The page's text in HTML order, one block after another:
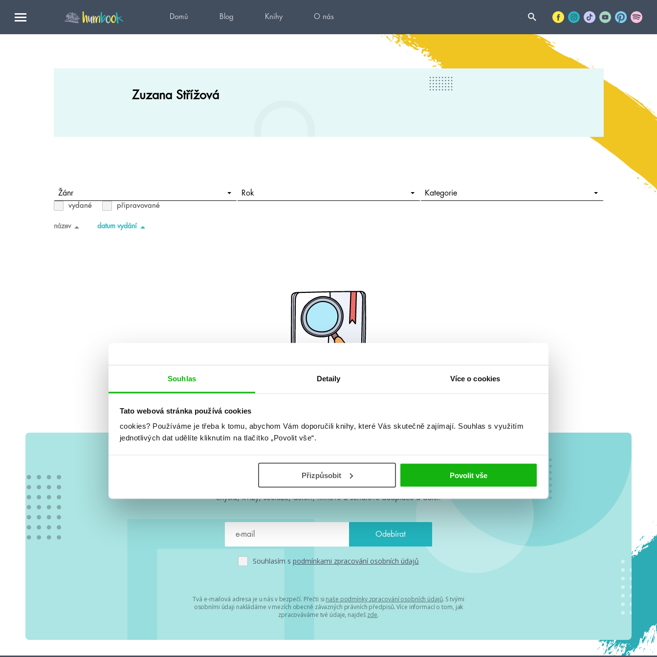
Souhlas Detaily Více o cookies
Tato webová stránka používá cookies
cookies? Používáme je třeba k tomu, abychom Vám doporučili knihy, které Vás skutečně zajímají. Souhlas s využitím
jednotlivých dat udělíte kliknutím na tlačítko „Povolit vše“.
Přizpůsobit Povolit vše
Domů Blog Knihy O nás
Zuzana Střížová
Žánr Rok Kategorie
vydané připravované
název datum vydání
#HumbookNews
Vše kolem #youngadult každý měsíc rovnou do mailu! Nové knihy, co se
chystá, kvízy, soutěže, autoři, filmové a seriálové adaptace a další.
Souhlasím s podmínkami zpracování osobních údajů
Tvá e-mailová adresa je u nás v bezpečí. Přečti si naše podmínky zpracování osobních údajů. S tvými
osobními údaji nakládáme v mezích obecně závazných právních předpisů. Více informací o tom, jak
zpracováváme tvé údaje, najdeš zde.